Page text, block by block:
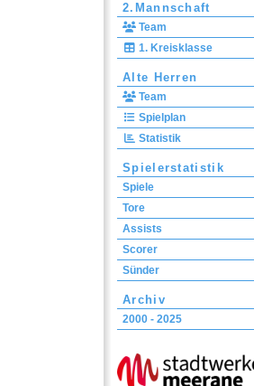
2.Mannschaft
Team
1. Kreisklasse
Alte Herren
Team
Spielplan
Statistik
Spielerstatistik
Spiele
Tore
Assists
Scorer
Sünder
Archiv
2000 - 2025